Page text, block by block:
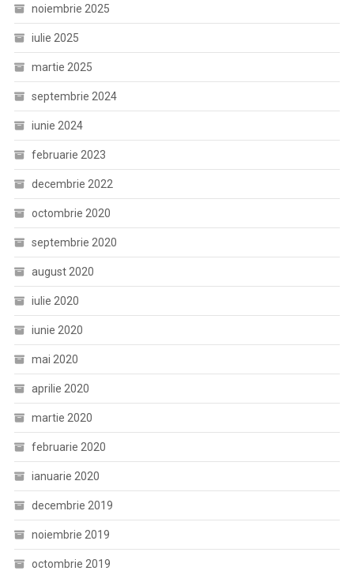
noiembrie 2025
iulie 2025
martie 2025
septembrie 2024
iunie 2024
februarie 2023
decembrie 2022
octombrie 2020
septembrie 2020
august 2020
iulie 2020
iunie 2020
mai 2020
aprilie 2020
martie 2020
februarie 2020
ianuarie 2020
decembrie 2019
noiembrie 2019
octombrie 2019